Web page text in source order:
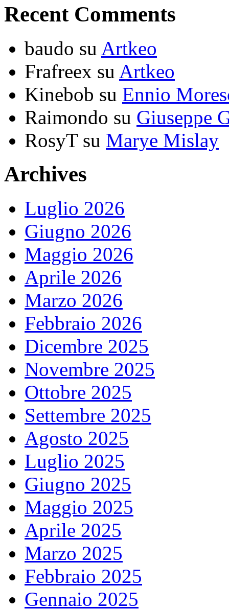
Recent Comments
baudo su Artkeo
Frafreex su Artkeo
Kinebob su Ennio
Raimondo su Giuseppe
RosyTsu Marye Mislay
Archives
Luglio 2026
Giugno 2026
Maggio 2026
Aprile 2026
Marzo 2026
Febbraio 2026
Dicembre 2025
Novembre 2025
Ottobre 2025
Settembre 2025
Agosto 2025
Luglio 2025
Giugno 2025
Maggio 2025
Aprile 2025
Marzo 2025
Febbraio 2025
Gennaio 2025